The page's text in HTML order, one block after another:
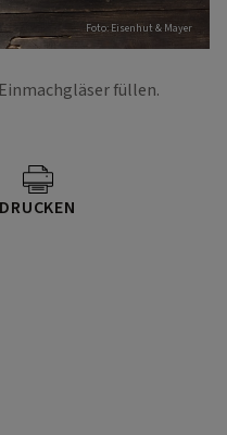
Foto: Eisenhut & Mayer
füllen.
DRUCKEN